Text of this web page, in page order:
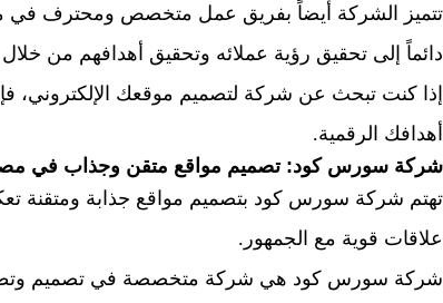
تتميز الشركة أيضاً بفريق عمل متخصص ومحترف في
دائماً إلى تحقيق رؤية عملائه وتحقيق أهدافهم من
إذا كنت تبحث عن شركة لتصميم موقعك
أهدافك الرقمية.
شركة سورس كود: تصميم مواقع متقن وجذاب في
تهتم شركة سورس كود بتصميم مواقع جذابة ومتقنة
علاقات قوية مع الجمهور.
شركة سورس كود هي شركة متخصصة في تصميم